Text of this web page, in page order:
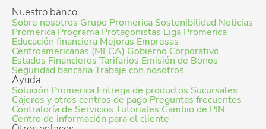
Nuestro banco
Sobre nosotros Grupo Promerica Sostenibilidad Noticias
Promerica Programa Protagonistas Liga Promerica
Educación financiera Mejoras Empresas
Centroamericanas (MECA) Gobierno Corporativo
Estados Financieros Tarifarios Emisión de Bonos
Seguridad bancariaTrabaje con nosotros
Ayuda
Solución Promerica Entrega de productos Sucursales
Cajeros y otros centros de pago Preguntas frecuentes
Contraloría de Servicios Tutoriales Cambio de PIN
Centro de información para el cliente